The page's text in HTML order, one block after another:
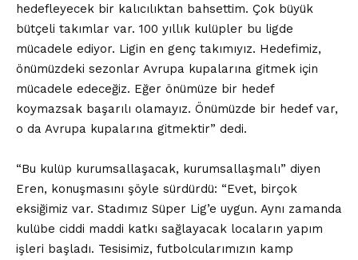
hedefleyecek bir kalıcılıktan bahsettim. Çok büyük
bütçeli takımlar var. 100 yıllık kulüpler bu ligde
mücadele ediyor. Ligin en genç takımıyız. Hedefimiz,
önümüzdeki sezonlar Avrupa kupalarına gitmek için
mücadele edeceğiz. Eğer önümüze bir hedef
koymazsak başarılı olamayız. Önümüzde bir hedef var,
o da Avrupa kupalarına gitmektir” dedi.
“Bu kulüp kurumsallaşacak, kurumsallaşmalı” diyen
Eren, konuşmasını şöyle sürdürdü: “Evet, birçok
eksiğimiz var. Stadımız Süper Lig’e uygun. Aynı zamanda
kulübe ciddi maddi katkı sağlayacak locaların yapım
işleri başladı. Tesisimiz, futbolcularımızın kamp